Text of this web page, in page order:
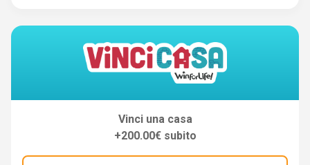
Vinci una casa
+200.00€ subito